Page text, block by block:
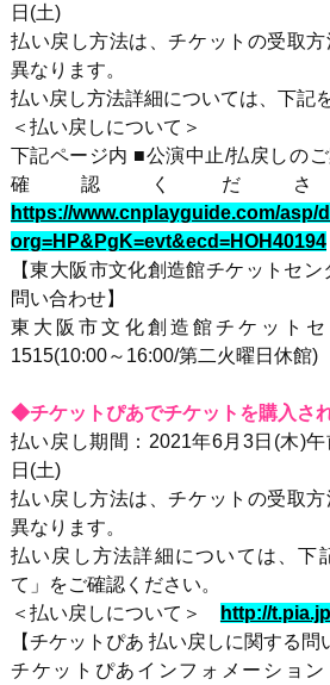
日(土)
払い戻し方法は、チケットの受取
異なります。
払い戻し方法詳細については、下記
＜払い戻しについて＞
下記ページ内 ■公演中止/払戻しの
確認くだ
https://www.cnplayguide.com/asp/
org=HP&PgK=evt&ecd=HOH40194
【東大阪市文化創造館チケットセ
問い合わせ】
東大阪市文化創造館チケットセ
1515(10:00～16:00/第二火曜日休館)
◆チケットぴあでチケットを購入さ
払い戻し期間：2021年6月3日(木)
日(土)
払い戻し方法は、チケットの受取
異なります。
払い戻し方法詳細については、下
て」をご確認ください。
＜払い戻しについて＞
http://
【チケットぴあ 払い戻しに関する問
チケットぴあインフォメーショ